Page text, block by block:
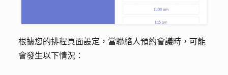
根據您的排程頁面設定，當聯絡人預約會議時，可能
會發生以下情況：